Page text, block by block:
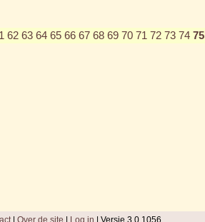
62 63 64 65 66 67 68 69 70 71 72 73 74 75
| Over de site | Log in | Versie 3.0.1056